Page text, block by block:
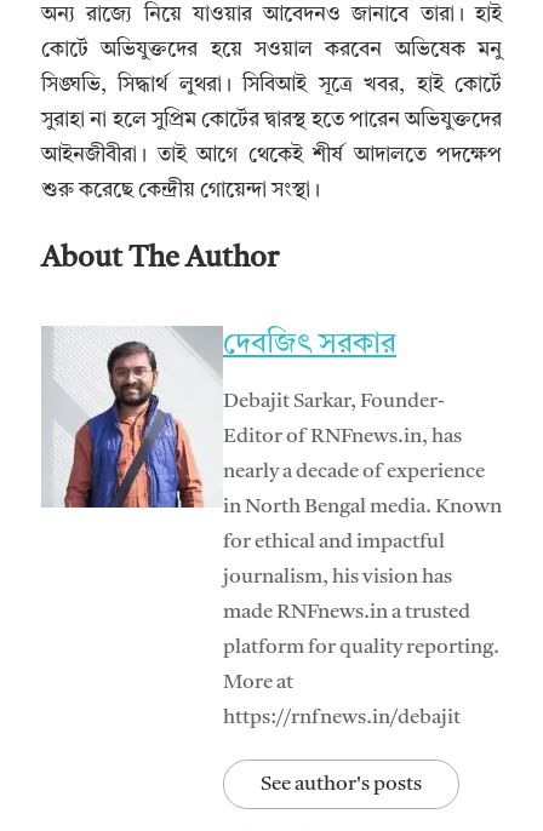
অন্য রাজ্যে নিয়ে যাওয়ার আবেদনও জানাবে তারা। হাই
কোর্টে অভিযুক্তদের হয়ে সওয়াল করবেন অভিষেক মনু
সিঙ্ঘভি, সিদ্ধার্থ লুথরা। সিবিআই সূত্রে খবর, হাই কোর্টে
সুরাহা না হলে সুপ্রিম কোর্টের দ্বারস্থ হতে পারেন অভিযুক্তদের
আইনজীবীরা। তাই আগে থেকেই শীর্ষ আদালতে পদক্ষেপ
শুরু করেছে কেন্দ্রীয় গোয়েন্দা সংস্থা।
About The Author
দেবজিৎ সরকার
Debajit Sarkar, Founder-
Editor of RNFnews.in, has
nearly a decade of experience
in North Bengal media. Known
for ethical and impactful
journalism, his vision has
made RNFnews.in a trusted
platform for quality reporting.
More at
https://rnfnews.in/debajit
See author's posts